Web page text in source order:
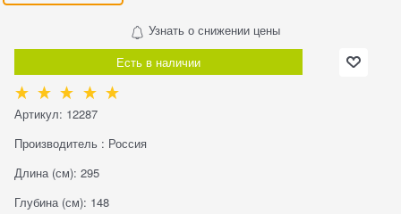
Узнать о снижении цены
Есть в наличии
Артикул: 12287
Производитель : Россия
Длина (см): 295
Глубина (см): 148